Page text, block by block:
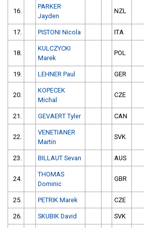
16.
PARKER
Jayden
NZL
17. PISTONI Nicola ITA
18.
KULCZYCKI
Marek
POL
19. LEHNER Paul GER
20.
KOPECEK
Michal
CZE
21. GEVAERT Tyler CAN
22.
VENETIANER
Martin
SVK
23. BILLAUT Sevan AUS
24.
THOMAS
Dominic
GBR
25. PETRIK Marek CZE
26. SKUBIK David SVK